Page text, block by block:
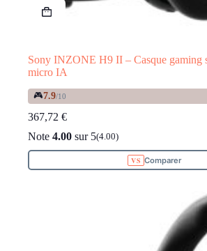
Sony INZONE H9 II – Casque gaming
micro IA
🎮7.9/10
367,72 €
Note 4.00 sur 5(4.00)
Comparer